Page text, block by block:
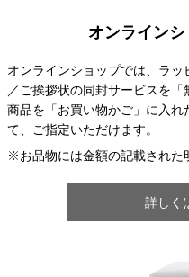
オンライン
オンラインショップでは、ラ
／ご挨拶状の同封サービスを「
商品を「お買い物かご」に入
て、ご指定いただけます。
※お品物には金額の記載された
詳しく